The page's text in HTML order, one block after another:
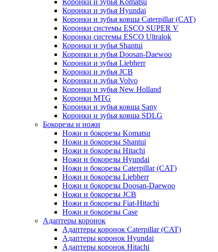
Коронки и зубья Hyundai
Коронки и зубья ковша Caterpillar (CAT)
Коронки системы ESCO SUPER V
Коронки системы ESCO Ultralok
Коронки и зубья Shantui
Коронки и зубья Doosan-Daewoo
Коронки и зубья Liebherr
Коронки и зубья JCB
Коронки и зубья Volvo
Коронки и зубья New Holland
Коронки MTG
Коронки и зубья ковша Sany
Коронки и зубья ковша SDLG
Бокорезы и ножи
Ножи и бокорезы Komatsu
Ножи и бокорезы Shantui
Ножи и бокорезы Hitachi
Ножи и бокорезы Hyundai
Ножи и бокорезы Caterpillar (CAT)
Ножи и бокорезы Liebherr
Ножи и бокорезы Doosan-Daewoo
Ножи и бокорезы JCB
Ножи и бокорезы Fiat-Hitachi
Ножи и бокорезы Case
Адаптеры коронок
Адаптеры коронок Caterpillar (CAT)
Адаптеры коронок Hyundai
Адаптеры коронок Hitachi